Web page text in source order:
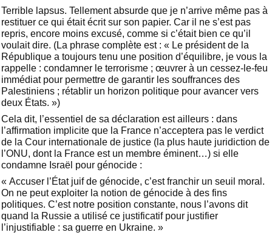
Terrible lapsus. Tellement absurde que je n’arrive même pas à
restituer ce qui était écrit sur son papier. Car il ne s’est pas
repris, encore moins excusé, comme si c’était bien ce qu’il
voulait dire. (La phrase complète est : « Le président de la
République a toujours tenu une position d’équilibre, je vous la
rappelle : condamner le terrorisme ; œuvrer à un cessez-le-feu
immédiat pour permettre de garantir les souffrances des
Palestiniens ; rétablir un horizon politique pour avancer vers
deux États. »)
Cela dit, l’essentiel de sa déclaration est ailleurs : dans
l’affirmation implicite que la France n’acceptera pas le verdict
de la Cour internationale de justice (la plus haute juridiction de
l’ONU, dont la France est un membre éminent…) si elle
condamne Israël pour génocide :
« Accuser l’État juif de génocide, c’est franchir un seuil moral.
On ne peut exploiter la notion de génocide à des fins
politiques. C’est notre position constante, nous l’avons dit
quand la Russie a utilisé ce justificatif pour justifier
l’injustifiable : sa guerre en Ukraine. »